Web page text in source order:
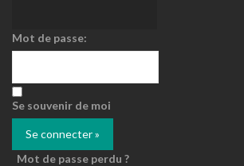
Mot de passe:
Se souvenir de moi
Mot de passe perdu ?